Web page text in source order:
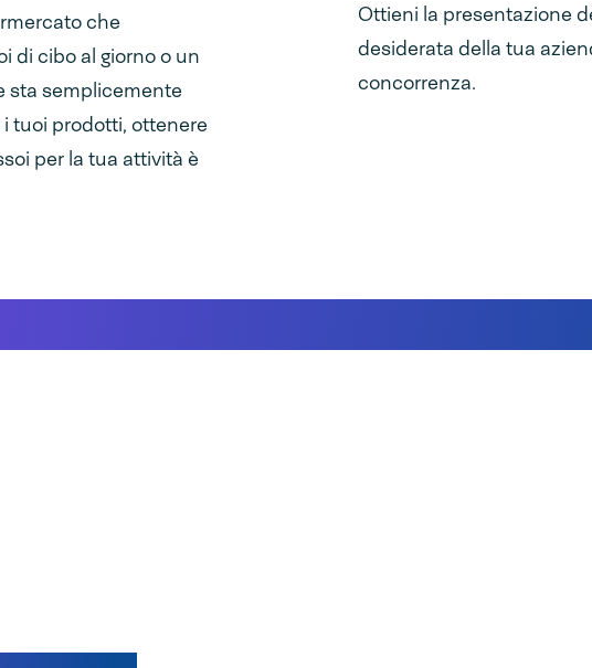
che
di cibo al giorno o un
sta semplicemente
tuoi prodotti, ottenere
per la tua attività è
Ottieni la presentazione
desiderata della tua
concorrenza.